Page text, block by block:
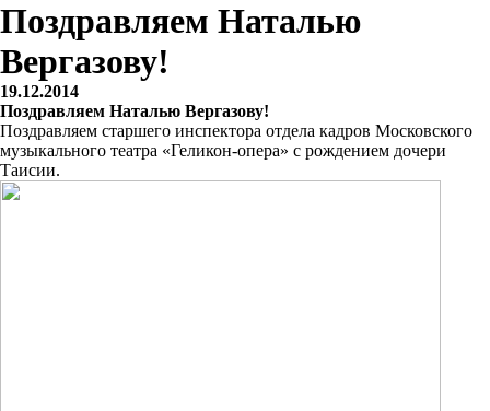
Поздравляем Наталью
Вергазову!
19.12.2014
Поздравляем Наталью Вергазову!
Поздравляем старшего инспектора отдела кадров Московского
музыкального театра «Геликон-опера» с рождением дочери
Таисии.